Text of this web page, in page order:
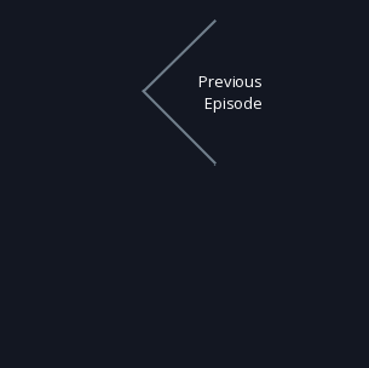
Previous
Episode